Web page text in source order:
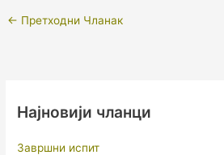
← Претходни Чланак
Најновији чланци
Завршни испит